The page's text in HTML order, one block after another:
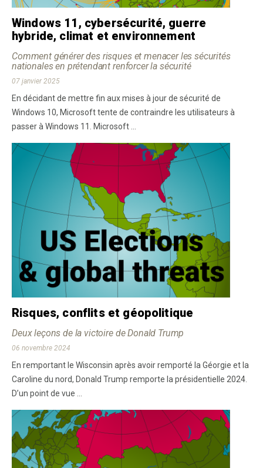
Windows 11, cybersécurité, guerre
hybride, climat et environnement
Comment générer des risques et menacer les sécurités
nationales en prétendant renforcer la sécurité
07 janvier 2025
En décidant de mettre fin aux mises à jour de sécurité de
Windows 10, Microsoft tente de contraindre les utilisateurs à
passer à Windows 11. Microsoft ...
Risques, conflits et géopolitique
Deux leçons de la victoire de Donald Trump
06 novembre 2024
En remportant le Wisconsin après avoir remporté la Géorgie et la
Caroline du nord, Donald Trump remporte la présidentielle 2024.
D’un point de vue ...